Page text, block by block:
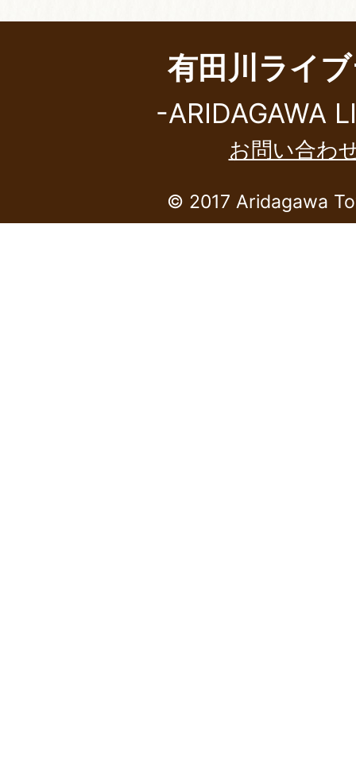
有田川ライ
-ARIDAGAWA
お問い合わ
© 2017 Aridagawa